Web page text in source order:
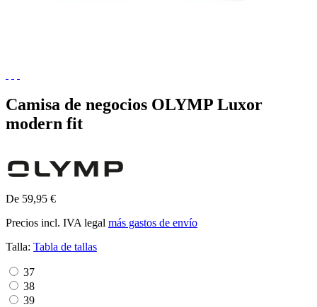
Camisa de negocios OLYMP Luxor
modern fit
De 59,95 €
Precios incl. IVA legal más gastos de envío
Talla: Tabla de tallas
37
38
39